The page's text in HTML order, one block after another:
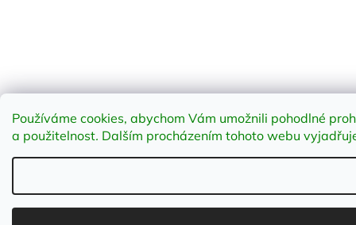
Používáme cookies, abychom Vám umožnili pohodlné
a použitelnost. Dalším procházením tohoto webu